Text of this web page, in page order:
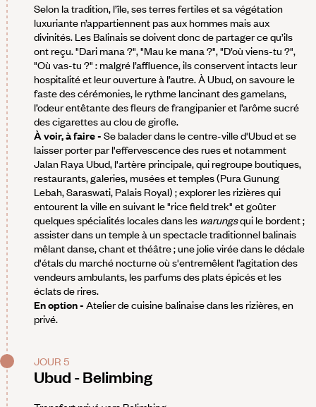
Selon la tradition, l’île, ses terres fertiles et sa végétation
luxuriante n’appartiennent pas aux hommes mais aux
divinités. Les Balinais se doivent donc de partager ce qu’ils
ont reçu. "Dari mana ?", "Mau ke mana ?", "D’où viens-tu ?",
"Où vas-tu ?" : malgré l’affluence, ils conservent intacts leur
hospitalité et leur ouverture à l’autre. À Ubud, on savoure le
faste des cérémonies, le rythme lancinant des gamelans,
l’odeur entêtante des fleurs de frangipanier et l’arôme sucré
des cigarettes au clou de girofle.
À voir, à faire - Se balader dans le centre-ville d'Ubud et se
laisser porter par l'effervescence des rues et notamment
Jalan Raya Ubud, l'artère principale, qui regroupe boutiques,
restaurants, galeries, musées et temples (Pura Gunung
Lebah, Saraswati, Palais Royal) ; explorer les rizières qui
entourent la ville en suivant le "rice field trek" et goûter
quelques spécialités locales dans les warungsqui le bordent ;
assister dans un temple à un spectacle traditionnel balinais
mêlant danse, chant et théâtre ; une jolie virée dans le dédale
d'étals du marché nocturne où s'entremêlent l’agitation des
vendeurs ambulants, les parfums des plats épicés et les
éclats de rires.
En option - Atelier de cuisine balinaise dans les rizières, en
privé.
JOUR 5
Ubud - Belimbing